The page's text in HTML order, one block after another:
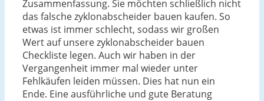
Zusammenfassung. Sie möchten schließlich nicht
das falsche zyklonabscheider bauen kaufen. So
etwas ist immer schlecht, sodass wir großen
Wert auf unsere zyklonabscheider bauen
Checkliste legen. Auch wir haben in der
Vergangenheit immer mal wieder unter
Fehlkäufen leiden müssen. Dies hat nun ein
Ende. Eine ausführliche und gute Beratung